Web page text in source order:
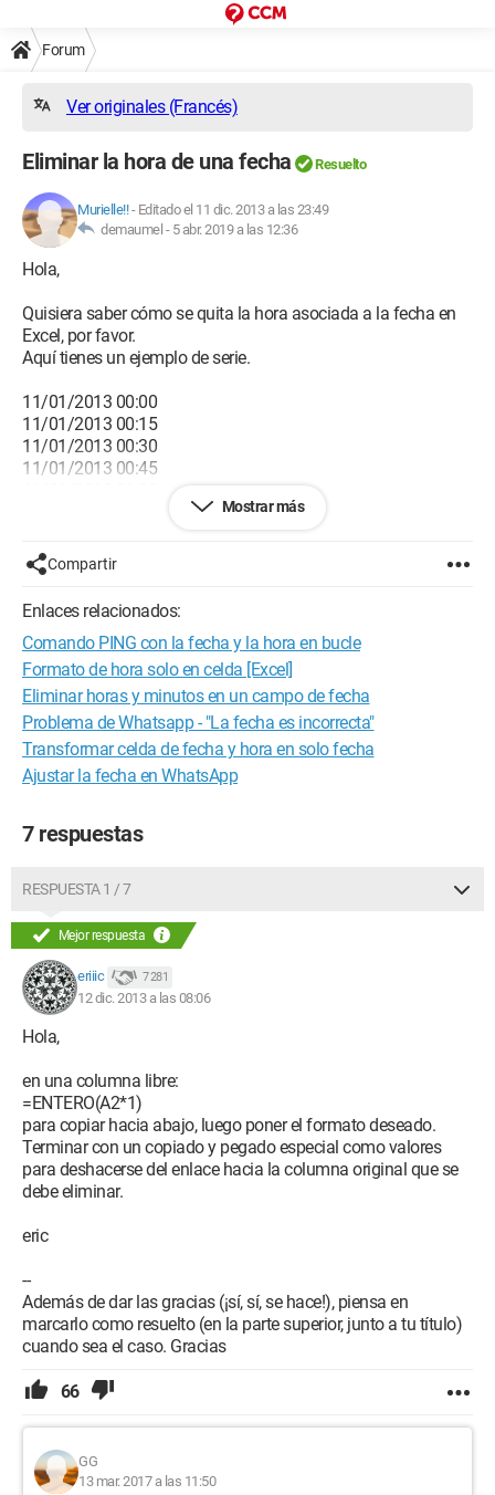
Forum
Ver originales (Francés)
Eliminar la hora de una fecha Resuelto
Murielle!!- Editado el 11 dic. 2013 a las 23:49
demaumel - 5 abr. 2019 a las 12:36
Hola,
Quisiera saber cómo se quita la hora asociada a la fecha en
Excel, por favor.
Aquí tienes un ejemplo de serie.
11/01/2013 00:00
11/01/2013 00:15
11/01/2013 00:30
11/01/2013 00:45
11/01/2013 01:45
11/01/2013 02:00
11/01/2013 02:15
11/01/2013 02:30
11/01/2013 02:45
11/02/2013 00:00
11/02/2013 00:15
11/02/2013 00:30
11/02/2013 00:45
11/02/2013 01:00
11/02/2013 01:15
11/02/2013 01:45
11/02/2013 02:00
11/02/2013 02:30
11/02/2013 03:00
11/02/2013 03:15
11/02/2013 03:30
Gracias por tu ayuda
Mostrar más
Compartir
Enlaces relacionados:
Comando PING con la fecha y la hora en bucle
Formato de hora solo en celda [Excel]
Eliminar horas y minutos en un campo de fecha
Problema de Whatsapp - "La fecha es incorrecta"
Transformar celda de fecha y hora en solo fecha
Ajustar la fecha en WhatsApp
7 respuestas
RESPUESTA 1 / 7
Mejor respuesta
eriiic 7 281
12 dic. 2013 a las 08:06
Hola,
en una columna libre:
=ENTERO(A2*1)
para copiar hacia abajo, luego poner el formato deseado.
Terminar con un copiado y pegado especial como valores
para deshacerse del enlace hacia la columna original que se
debe eliminar.
eric
--
Además de dar las gracias (¡sí, sí, se hace!), piensa en
marcarlo como resuelto (en la parte superior, junto a tu título)
cuando sea el caso. Gracias
66
GG
13 mar. 2017 a las 11:50